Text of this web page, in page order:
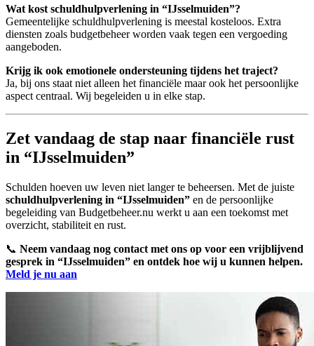
Wat kost schuldhulpverlening in “IJsselmuiden”?
Gemeentelijke schuldhulpverlening is meestal kosteloos. Extra
diensten zoals budgetbeheer worden vaak tegen een vergoeding
aangeboden.
Krijg ik ook emotionele ondersteuning tijdens het traject?
Ja, bij ons staat niet alleen het financiële maar ook het persoonlijke
aspect centraal. Wij begeleiden u in elke stap.
Zet vandaag de stap naar financiële rust
in “IJsselmuiden”
Schulden hoeven uw leven niet langer te beheersen. Met de juiste
schuldhulpverlening in “IJsselmuiden” en de persoonlijke
begeleiding van Budgetbeheer.nu werkt u aan een toekomst met
overzicht, stabiliteit en rust.
📞 Neem vandaag nog contact met ons op voor een vrijblijvend
gesprek in “IJsselmuiden” en ontdek hoe wij u kunnen helpen.
Meld je nu aan